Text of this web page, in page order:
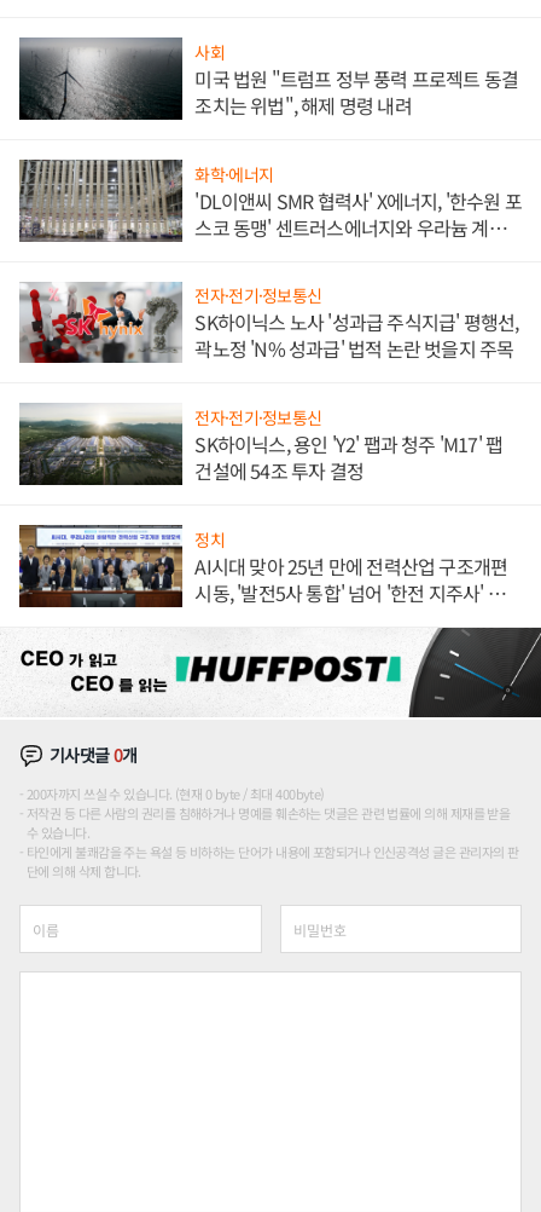
사회
미국 법원 "트럼프 정부 풍력 프로젝트 동결
조치는 위법", 해제 명령 내려
화학·에너지
'DL이앤씨 SMR 협력사' X에너지, '한수원 포
스코 동맹' 센트러스에너지와 우라늄 계약
전자·전기·정보통신
SK하이닉스 노사 '성과급 주식지급' 평행선,
곽노정 'N% 성과급' 법적 논란 벗을지 주목
전자·전기·정보통신
SK하이닉스, 용인 'Y2' 팹과 청주 'M17' 팹
건설에 54조 투자 결정
정치
AI시대 맞아 25년 만에 전력산업 구조개편
시동, '발전5사 통합' 넘어 '한전 지주사' 재편
기사댓글0개
200자까지 쓰실 수 있습니다. (현재 0 byte / 최대 400byte)
저작권 등 다른 사람의 권리를 침해하거나 명예를 훼손하는 댓글은 관련 법률에 의해 제재를 받을
수 있습니다.
타인에게 불쾌감을 주는 욕설 등 비하하는 단어가 내용에 포함되거나 인신공격성 글은 관리자의 판
단에 의해 삭제 합니다.